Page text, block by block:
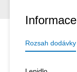
Informace
Rozsah dodávky